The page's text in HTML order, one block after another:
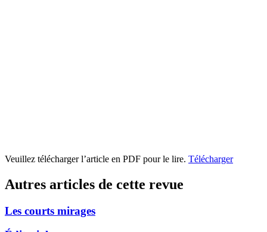
Veuillez télécharger l’article en PDF pour le lire. Télécharger
Autres articles de cette revue
Les courts mirages